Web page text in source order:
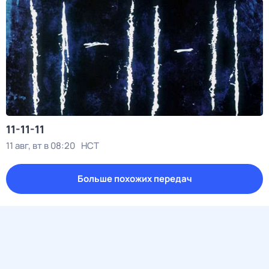
11-11-11
11 авг, вт в 08:20 НСТ
Больше похожих передач